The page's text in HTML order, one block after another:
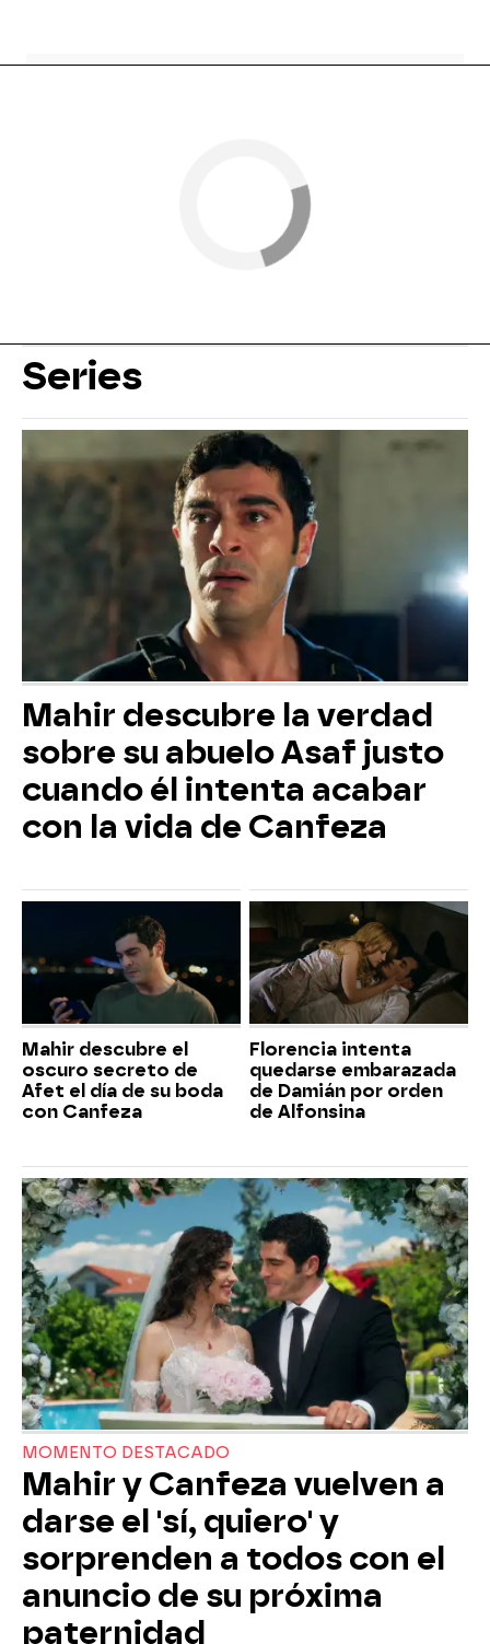
Series
Mahir descubre la verdad
sobre su abuelo Asaf justo
cuando él intenta acabar
con la vida de Canfeza
Mahir descubre el
oscuro secreto de
Afet el día de su boda
con Canfeza
Florencia intenta
quedarse embarazada
de Damián por orden
de Alfonsina
MOMENTO DESTACADO
Mahir y Canfeza vuelven a
darse el 'sí, quiero' y
sorprenden a todos con el
anuncio de su próxima
paternidad